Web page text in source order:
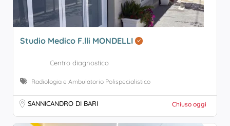
Studio Medico F.lli MONDELLI
Centro diagnostico
Radiologia e Ambulatorio Polispecialistico
SANNICANDRO DI BARI Chiuso oggi